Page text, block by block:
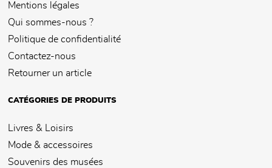
Mentions légales
Qui sommes-nous ?
Politique de confidentialité
Contactez-nous
Retourner un article
CATÉGORIES DE PRODUITS
Livres & Loisirs
Mode & accessoires
Souvenirs des musées